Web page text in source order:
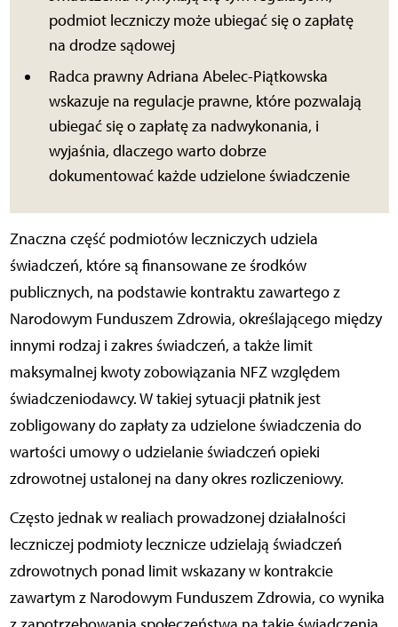
podmiot leczniczy może ubiegać się o zapłatę
na drodze sądowej
Radca prawny Adriana Abelec-Piątkowska
wskazuje na regulacje prawne, które pozwalają
ubiegać się o zapłatę za nadwykonania, i
wyjaśnia, dlaczego warto dobrze
dokumentować każde udzielone świadczenie
Znaczna część podmiotów leczniczych udziela
świadczeń, które są finansowane ze środków
publicznych, na podstawie kontraktu zawartego z
Narodowym Funduszem Zdrowia, określającego między
innymi rodzaj i zakres świadczeń, a także limit
maksymalnej kwoty zobowiązania NFZ względem
świadczeniodawcy. W takiej sytuacji płatnik jest
zobligowany do zapłaty za udzielone świadczenia do
wartości umowy o udzielanie świadczeń opieki
zdrowotnej ustalonej na dany okres rozliczeniowy.
Często jednak w realiach prowadzonej działalności
leczniczej podmioty lecznicze udzielają świadczeń
zdrowotnych ponad limit wskazany w kontrakcie
zawartym z Narodowym Funduszem Zdrowia, co wynika